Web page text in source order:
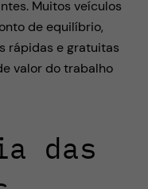
Muitos veículos
de equilíbrio,
rápidas e gratuitas
valor do trabalho
das